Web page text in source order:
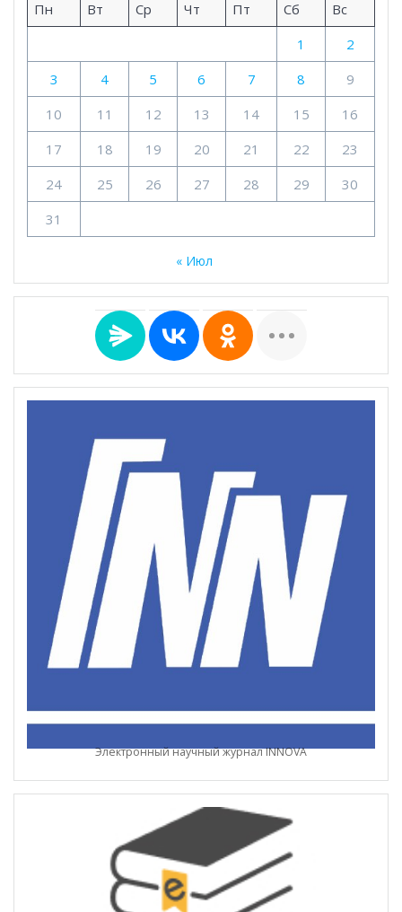
Пн Вт Ср Чт Пт Сб
Вс
1
2
3
4 5 6 7 8
9
10
11 12 13 14 15
16
17
18 19 20 21 22
23
24
25 26 27 28 29
30
31
« Июл
Электронный научный журнал INNOVA